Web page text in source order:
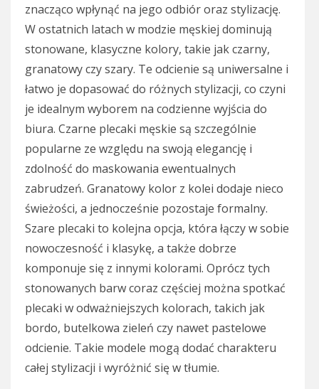
znacząco wpłynąć na jego odbiór oraz stylizację.
W ostatnich latach w modzie męskiej dominują
stonowane, klasyczne kolory, takie jak czarny,
granatowy czy szary. Te odcienie są uniwersalne i
łatwo je dopasować do różnych stylizacji, co czyni
je idealnym wyborem na codzienne wyjścia do
biura. Czarne plecaki męskie są szczególnie
popularne ze względu na swoją elegancję i
zdolność do maskowania ewentualnych
zabrudzeń. Granatowy kolor z kolei dodaje nieco
świeżości, a jednocześnie pozostaje formalny.
Szare plecaki to kolejna opcja, która łączy w sobie
nowoczesność i klasykę, a także dobrze
komponuje się z innymi kolorami. Oprócz tych
stonowanych barw coraz częściej można spotkać
plecaki w odważniejszych kolorach, takich jak
bordo, butelkowa zieleń czy nawet pastelowe
odcienie. Takie modele mogą dodać charakteru
całej stylizacji i wyróżnić się w tłumie.